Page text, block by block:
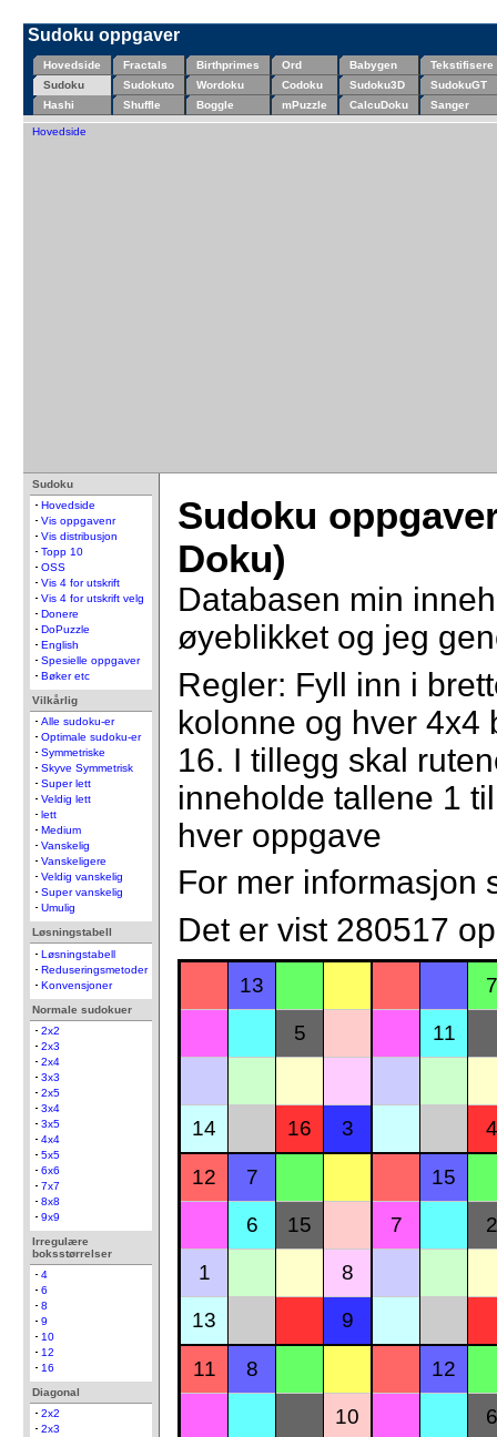
Sudoku oppgaver
Hovedside Fractals Birthprimes Ord Babygen
Tekstifisere
Sudoku
Sudokuto Wordoku Codoku Sudoku3D
SudokuGT
Hashi
Shuffle Boggle mPuzzle CalcuDoku Sanger
Hovedside
Sudoku
Hovedside
Vis oppgavenr
Vis distribusjon
Topp 10
OSS
Vis 4 for utskrift
Vis 4 for utskrift velg
Donere
DoPuzzle
English
Spesielle oppgaver
Bøker etc
Vilkårlig
Alle sudoku-er
Optimale sudoku-er
Symmetriske
Skyve Symmetrisk
Super lett
Veldig lett
lett
Medium
Vanskelig
Vanskeligere
Veldig vanskelig
Super vanskelig
Umulig
Løsningstabell
Løsningstabell
Reduseringsmetoder
Konvensjoner
Normale sudokuer
2x2
2x3
2x4
3x3
2x5
3x4
3x5
4x4
5x5
6x6
7x7
8x8
9x9
Irregulære
boksstørrelser
4
6
8
9
10
12
16
Diagonal
2x2
2x3
Sudoku
Doku)
Databasen min
øyeblikket og jeg
Regler: Fyll inn i
kolonne og hver 4x4
16. I tillegg skal
inneholde tallene 1
hver oppgave
For mer informasjon
Det er vist 280517
13 7
5 11
14 16 3 4
12 7 15
6 15 7 2
1 8
13 9
11 8 12
10 6